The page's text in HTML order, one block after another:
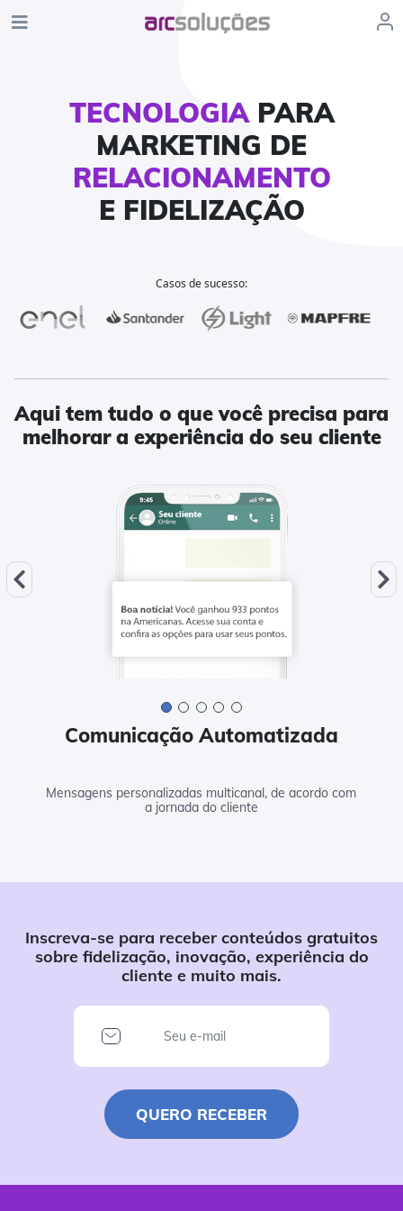
TECNOLOGIA PARA
MARKETING DE
RELACIONAMENTO
E FIDELIZAÇÃO
Casos de sucesso:
Aqui tem tudo o que você precisa para
melhorar a experiência do seu cliente
Comunicação Automatizada
Mensagens personalizadas multicanal, de acordo com
a jornada do cliente
Inscreva-se para receber conteúdos gratuitos
sobre fidelização, inovação, experiência do
cliente e muito mais.
QUERO RECEBER